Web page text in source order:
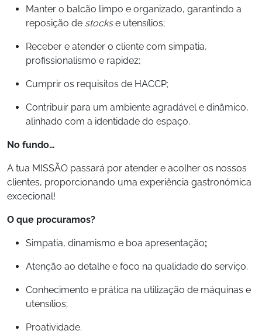
Manter o balcão limpo e organizado, garantindo a
reposição de stockse utensílios;
Receber e atender o cliente com simpatia,
profissionalismo e rapidez;
Cumprir os requisitos de HACCP;
Contribuir para um ambiente agradável e dinâmico,
alinhado com a identidade do espaço.
No fundo…
A tua MISSÃO passará por atender e acolher os nossos
clientes, proporcionando uma experiência gastronómica
excecional!
O que procuramos?
Simpatia, dinamismo e boa apresentação;
Atenção ao detalhe e foco na qualidade do serviço.
Conhecimento e prática na utilização de máquinas e
utensílios;
Proatividade.